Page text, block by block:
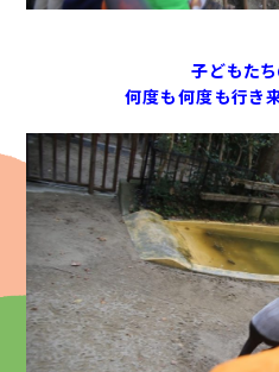
子どもたち
何度も何度も行き